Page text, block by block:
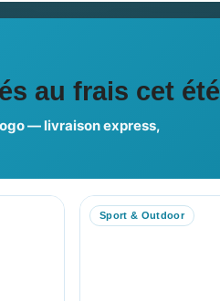
au frais cet été
— livraison express,
Sport & Outdoor
choisir ?